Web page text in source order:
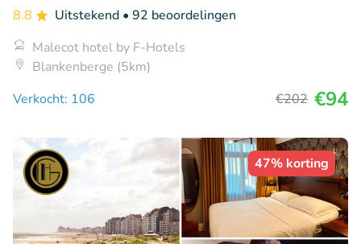
8.8 Uitstekend • 92 beoordelingen
Malecot hotel by F-Hotels
Blankenberge (5km)
Verkocht: 106
€202 €94
47% korting